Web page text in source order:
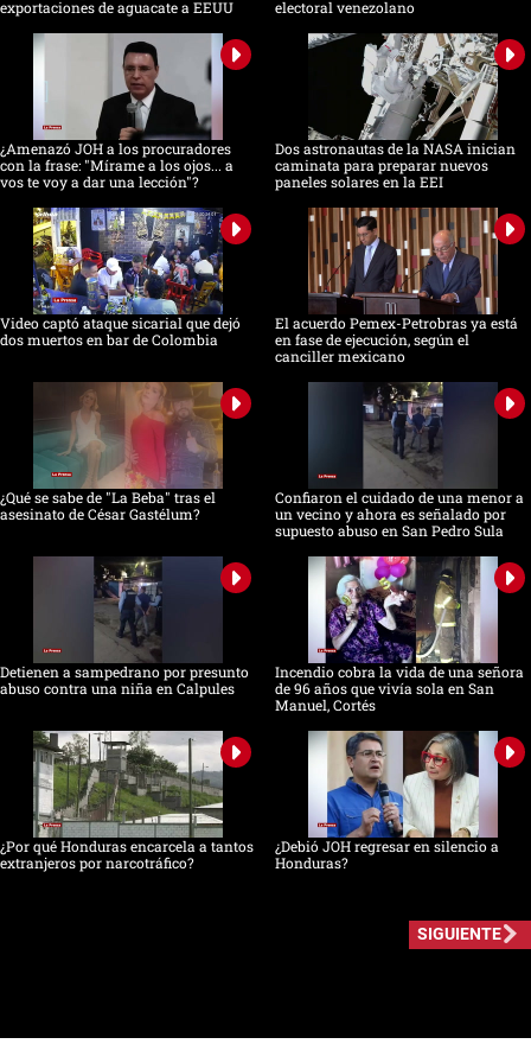
exportaciones de aguacate a EEUU
electoral venezolano
¿Amenazó JOH a los procuradores
con la frase: "Mírame a los ojos... a
vos te voy a dar una lección"?
Dos astronautas de la NASA inician
caminata para preparar nuevos
paneles solares en la EEI
Video captó ataque sicarial que dejó
dos muertos en bar de Colombia
El acuerdo Pemex-Petrobras ya está
en fase de ejecución, según el
canciller mexicano
¿Qué se sabe de "La Beba" tras el
asesinato de César Gastélum?
Confiaron el cuidado de una menor a
un vecino y ahora es señalado por
supuesto abuso en San Pedro Sula
Detienen a sampedrano por presunto
abuso contra una niña en Calpules
Incendio cobra la vida de una señora
de 96 años que vivía sola en San
Manuel, Cortés
¿Por qué Honduras encarcela a tantos
extranjeros por narcotráfico?
¿Debió JOH regresar en silencio a
Honduras?
SIGUIENTE